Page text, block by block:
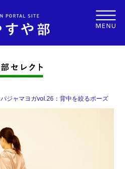
パジャマヨガvol.26：背中を絞るポーズ